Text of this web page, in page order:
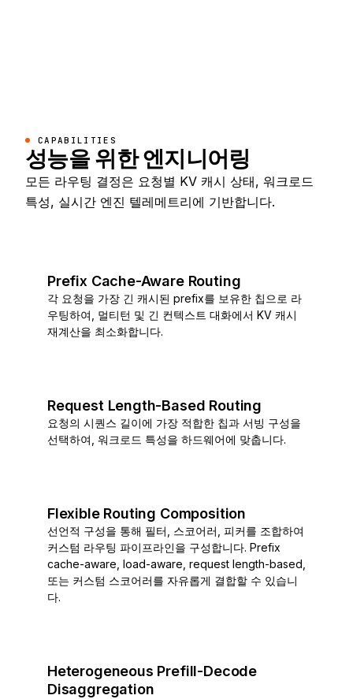
CAPABILITIES
성능을 위한 엔지니어링
모든 라우팅 결정은 요청별 KV 캐시 상태, 워크로드
특성, 실시간 엔진 텔레메트리에 기반합니다.
Prefix Cache-Aware Routing
각 요청을 가장 긴 캐시된 prefix를 보유한 칩으로 라
우팅하여, 멀티턴 및 긴 컨텍스트 대화에서 KV 캐시
재계산을 최소화합니다.
Request Length-Based Routing
요청의 시퀀스 길이에 가장 적합한 칩과 서빙 구성을
선택하여, 워크로드 특성을 하드웨어에 맞춥니다.
Flexible Routing Composition
선언적 구성을 통해 필터, 스코어러, 피커를 조합하여
커스텀 라우팅 파이프라인을 구성합니다. Prefix
cache-aware, load-aware, request length-based,
또는 커스텀 스코어러를 자유롭게 결합할 수 있습니
다.
Heterogeneous Prefill-Decode
Disaggregation